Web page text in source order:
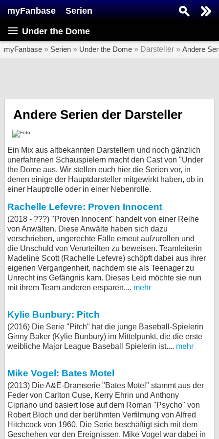
myFanbase Serien
Under the Dome
myFanbase » Serien » Under the Dome » Darsteller » Andere
Andere Serien der Darsteller
Ein Mix aus altbekannten Darstellern und noch gänzlich
unerfahrenen Schauspielern macht den Cast von "Under
the Dome aus. Wir stellen euch hier die Serien vor, in
denen einige der Hauptdarsteller mitgewirkt haben, ob in
einer Hauptrolle oder in einer Nebenrolle.
Rachelle Lefevre: Proven Innocent
(2018 - ???) "Proven Innocent" handelt von einer Reihe
von Anwälten. Diese Anwälte haben sich dazu
verschrieben, ungerechte Fälle erneut aufzurollen und
die Unschuld von Verurteilten zu beweisen. Teamleiterin
Madeline Scott (Rachelle Lefevre) schöpft dabei aus ihrer
eigenen Vergangenheit, nachdem sie als Teenager zu
Unrecht ins Gefängnis kam. Dieses Leid möchte sie nun
mit ihrem Team anderen ersparen.... mehr
Kylie Bunbury: Pitch
(2016) Die Serie "Pitch" hat die junge Baseball-Spielerin
Ginny Baker (Kylie Bunbury) im Mittelpunkt, die die erste
weibliche Major League Baseball Spielerin ist.... mehr
Mike Vogel: Bates Motel
(2013) Die A&E-Dramserie "Bates Motel" stammt aus der
Feder von Carlton Cuse, Kerry Ehrin und Anthony
Cipriano und basiert lose auf dem Roman "Psycho" von
Robert Bloch und der berühmten Verfilmung von Alfred
Hitchcock von 1960. Die Serie beschäftigt sich mit dem
Geschehen vor den Ereignissen. Mike Vogel war dabei in
SERIEN
Specials
SERVICE
Gewinnspiele
Forum
bei X
bei Facebook
Kontakt
Datenschutz
Cookie-Einstellungen
Impressum
Desktop-Ansicht
myFanbase